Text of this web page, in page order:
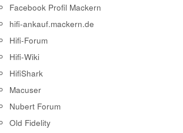
Facebook Profil Mackern
hifi-ankauf.mackern.de
Hifi-Forum
Hifi-Wiki
HifiShark
Macuser
Nubert Forum
Old Fidelity